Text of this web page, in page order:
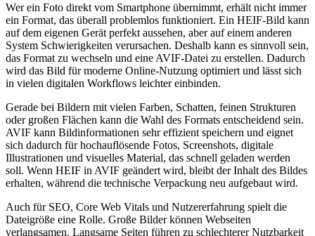
Wer ein Foto direkt vom Smartphone übernimmt, erhält nicht immer
ein Format, das überall problemlos funktioniert. Ein HEIF-Bild kann
auf dem eigenen Gerät perfekt aussehen, aber auf einem anderen
System Schwierigkeiten verursachen. Deshalb kann es sinnvoll sein,
das Format zu wechseln und eine AVIF-Datei zu erstellen. Dadurch
wird das Bild für moderne Online-Nutzung optimiert und lässt sich
in vielen digitalen Workflows leichter einbinden.
Gerade bei Bildern mit vielen Farben, Schatten, feinen Strukturen
oder großen Flächen kann die Wahl des Formats entscheidend sein.
AVIF kann Bildinformationen sehr effizient speichern und eignet
sich dadurch für hochauflösende Fotos, Screenshots, digitale
Illustrationen und visuelles Material, das schnell geladen werden
soll. Wenn HEIF in AVIF geändert wird, bleibt der Inhalt des Bildes
erhalten, während die technische Verpackung neu aufgebaut wird.
Auch für SEO, Core Web Vitals und Nutzererfahrung spielt die
Dateigröße eine Rolle. Große Bilder können Webseiten
verlangsamen. Langsame Seiten führen zu schlechterer Nutzbarkeit